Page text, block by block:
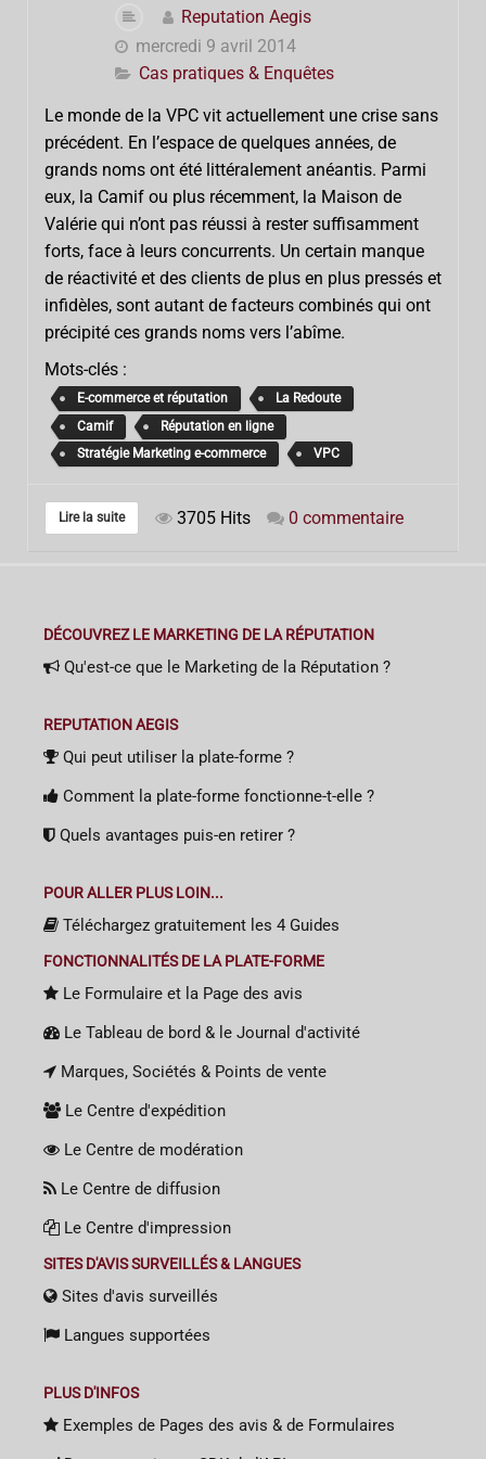
Reputation Aegis
mercredi 9 avril 2014
Cas pratiques & Enquêtes
Le monde de la VPC vit actuellement une crise sans
précédent. En l’espace de quelques années, de
grands noms ont été littéralement anéantis. Parmi
eux, la Camif ou plus récemment, la Maison de
Valérie qui n’ont pas réussi à rester suffisamment
forts, face à leurs concurrents. Un certain manque
de réactivité et des clients de plus en plus pressés et
infidèles, sont autant de facteurs combinés qui ont
précipité ces grands noms vers l’abîme.
Mots-clés :
E-commerce et réputation
La Redoute
Camif
Réputation en ligne
Stratégie Marketing e-commerce
VPC
Lire la suite 3705 Hits 0 commentaire
DÉCOUVREZ LE MARKETING DE LA RÉPUTATION
Qu'est-ce que le Marketing de la Réputation ?
REPUTATION AEGIS
Qui peut utiliser la plate-forme ?
Comment la plate-forme fonctionne-t-elle ?
Quels avantages puis-en retirer ?
POUR ALLER PLUS LOIN...
Téléchargez gratuitement les 4 Guides
FONCTIONNALITÉS DE LA PLATE-FORME
Le Formulaire et la Page des avis
Le Tableau de bord & le Journal d'activité
Marques, Sociétés & Points de vente
Le Centre d'expédition
Le Centre de modération
Le Centre de diffusion
Le Centre d'impression
SITES D'AVIS SURVEILLÉS & LANGUES
Sites d'avis surveillés
Langues supportées
PLUS D'INFOS
Exemples de Pages des avis & de Formulaires